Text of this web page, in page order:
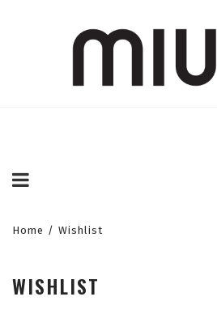
Home / Wishlist
WISHLIST